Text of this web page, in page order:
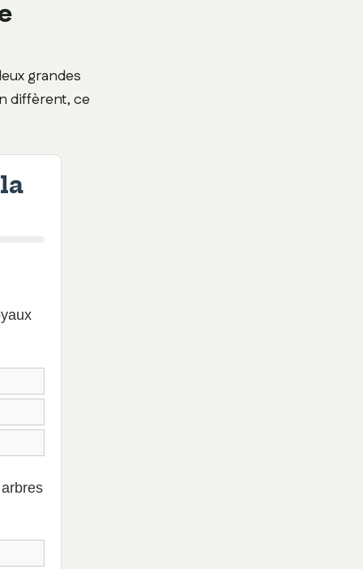
grandes
diffèrent, ce